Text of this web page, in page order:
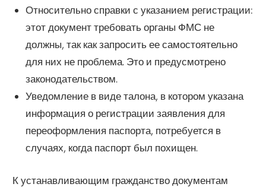
Относительно справки с указанием регистрации:
этот документ требовать органы ФМС не
должны, так как запросить ее самостоятельно
для них не проблема. Это и предусмотрено
законодательством.
Уведомление в виде талона, в котором указана
информация о регистрации заявления для
переоформления паспорта, потребуется в
случаях, когда паспорт был похищен.
К устанавливающим гражданство документам